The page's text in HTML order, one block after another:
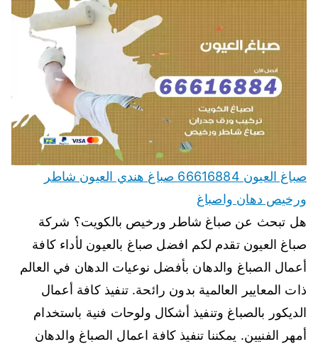
صباغ العيون 66616884 صباغ هندي العيون شاطر
ورخيص دهان واصباغ
هل تبحث عن صباغ شاطر ورخيص بالكويت؟ شركة
صباغ العيون تقدم لكم افضل صباغ بالعيون لأداء كافة
أعمال الصباغ والدهان بأفضل نوعيات الدهان في العالم
ذات المعايير العالمية بدون رائحة. تنفيذ كافة أعمال
الديكور بالصباغ وتنفيذ أشكال ولوحات فنية باستخدام
أمهر الفنيين. يمكننا تنفيذ كافة اعمال الصباغ والدهان